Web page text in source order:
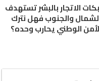
الاتجار بالبشر تستهدف
والجنوب فهل نترك
الوطني يحارب وحده؟